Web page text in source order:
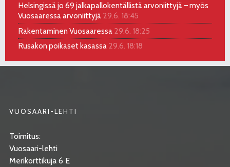
Helsingissä jo 69 jalkapallokentällistä arvoniittyjä – myös
Vuosaaressa arvoniittyjä 29.6. 18:45
Rakentaminen Vuosaaressa 29.6. 18:25
Rusakon poikaset kasassa 29.6. 18:18
VUOSAARI-LEHTI
Toimitus:
Vuosaari-lehti
Merikorttikuja 6 E